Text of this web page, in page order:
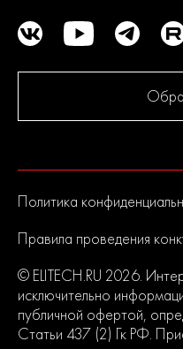
Политика
Правила проведения
© ELITECH.RU 2026.
исключительно
публичной офертой,
Статьи 437 (2) Гк РФ.